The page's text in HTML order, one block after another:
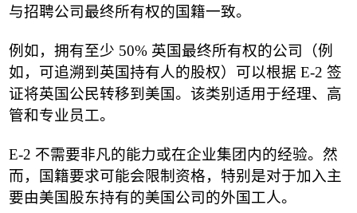
与招聘公司最终所有权的国籍一致。
例如，拥有至少 50% 英国最终所有权的公司（例
如，可追溯到英国持有人的股权）可以根据 E-2 签
证将英国公民转移到美国。该类别适用于经理、高
管和专业员工。
E-2 不需要非凡的能力或在企业集团内的经验。然
而，国籍要求可能会限制资格，特别是对于加入主
要由美国股东持有的美国公司的外国工人。